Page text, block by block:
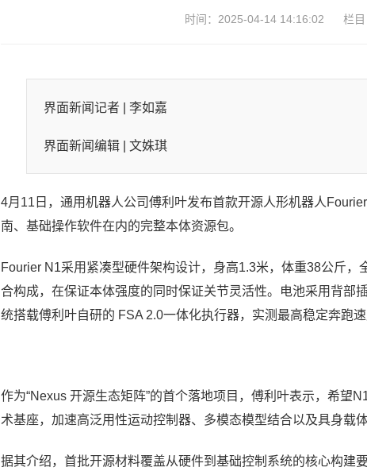
时间：2025-04-14 14:16:02 栏目
界面新闻记者 |李如嘉
界面新闻编辑 |文姝琪
4月11日，通用机器人公司傅利叶发布首款开源人形机器人
南、基础操作软件在内的完整本体资源包。
Fourier N1采用紧凑型硬件架构设计，身高1.3米，体重38公斤
合构成，在保证本体强度的同时保证关节灵活性。电池采用背部
统搭载傅利叶自研的 FSA 2.0一体化执行器，实测最高稳定奔跑速
作为“Nexus 开源生态矩阵”的首个落地项目，傅利叶表示，希望
术基座，加速高泛用性运动控制器、多模态模型结合以及具身载
据其介绍， 首批开源材料覆盖从硬件到基础控制系统的核心构建要